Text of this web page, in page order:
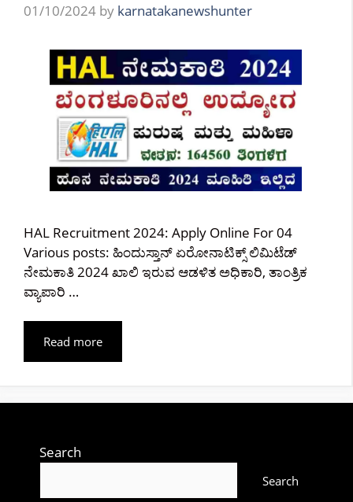
01/10/2024 by karnatakanewshunter
HAL Recruitment 2024: Apply Online For 04
Various posts: ಹಿಂದುಸ್ತಾನ್ ಏರೋನಾಟಿಕ್ಸ್ ಲಿಮಿಟೆಡ್
ನೇಮಕಾತಿ 2024 ಖಾಲಿ ಇರುವ ಆಡಳಿತ ಅಧಿಕಾರಿ, ತಾಂತ್ರಿಕ
ವ್ಯಾಪಾರಿ …
Read more
Search
Search